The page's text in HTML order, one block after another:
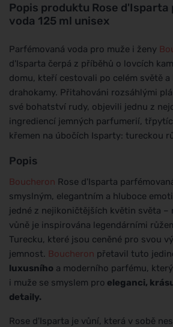
Popis produktu Rose
voda 125 ml unisex
Parfémovaná voda pro muže i ženy
d'Isparta čerpá z příběhů o lovcích
domu, kteří cestovali po celém světě
drahokamy. Přitahováni rozsáhlými
své bohatství rudy, objevili jednu z
ingrediencí jemných parfumerií,
křemen na úbočích Isparty: tureckou
Popis
Boucheron Rose d'Isparta
smyslným, elegantním a hluboce
jedné z nejikoničtějších květin světa –
vůně je inspirována legendárními
Turecku, které jsou ceněné pro svou
jemnost. Boucheron přetavil tuto
luxusního a moderního parfému,
i muže se smyslem pro eleganci,
detaily.
Rose d'Isparta je vůní, která v sobě